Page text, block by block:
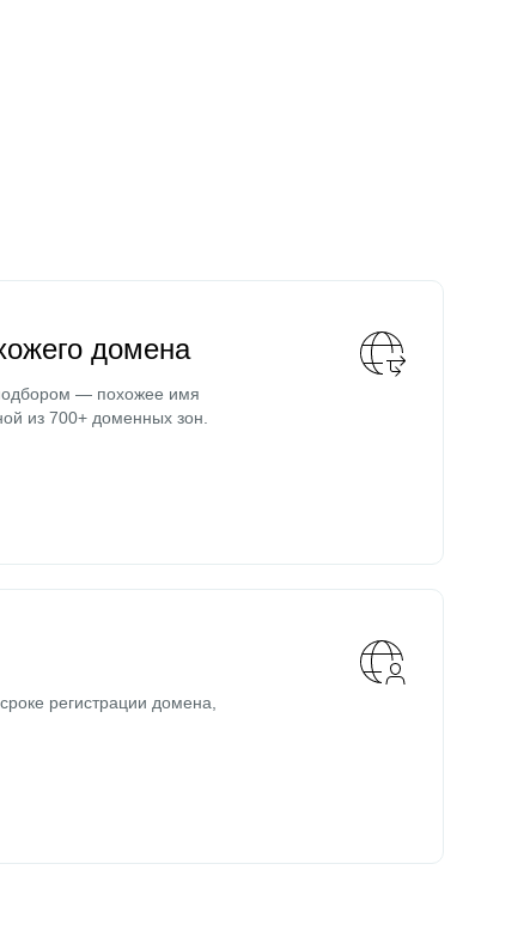
домена
— похожее имя
из 700+ доменных зон.
регистрации домена,